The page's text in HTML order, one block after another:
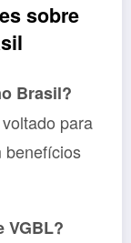
sobre
Brasil?
para
benefícios
VGBL?